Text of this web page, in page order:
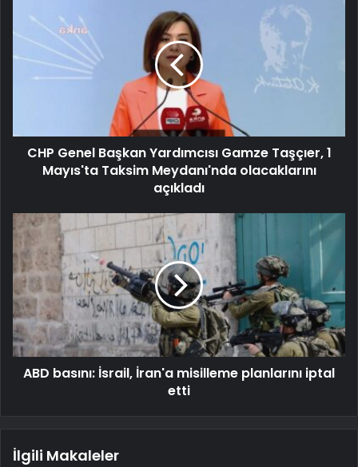
CHP Genel Başkan Yardımcısı Gamze Taşçıer, 1
Mayıs'ta Taksim Meydanı'nda olacaklarını
açıkladı
ABD basını: İsrail, İran'a misilleme planlarını iptal
etti
İlgili Makaleler